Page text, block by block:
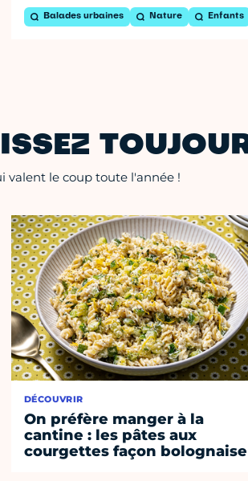
Balades urbaines Nature Enfants
valent le coup toute l'année !
DÉCOUVRIR
On préfère manger à la
cantine : les pâtes aux
courgettes façon bolognaise